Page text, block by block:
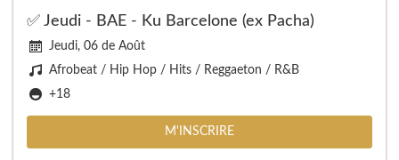
✅ Jeudi - BAE - Ku Barcelone (ex Pacha)
Jeudi, 06 de Août
Afrobeat / Hip Hop / Hits / Reggaeton / R&B
+18
M'INSCRIRE